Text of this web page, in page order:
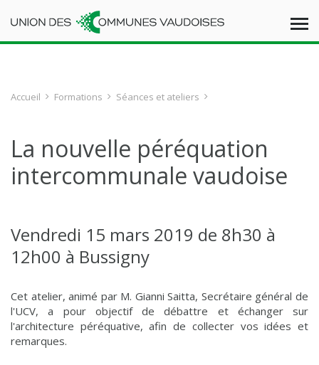
Accueil Formations Séances et ateliers
La nouvelle péréquation
intercommunale vaudoise
Vendredi 15 mars 2019 de 8h30 à
12h00 à Bussigny
Cet atelier, animé par M. Gianni Saitta, Secrétaire général de
l'UCV, a pour objectif de débattre et échanger sur
l'architecture péréquative, afin de collecter vos idées et
remarques.